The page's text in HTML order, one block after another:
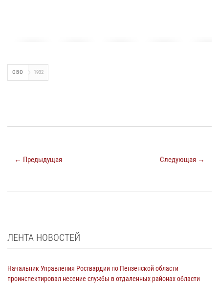
ОВО 1932
← Предыдущая Следующая →
ЛЕНТА НОВОСТЕЙ
Начальник Управления Росгвардии по Пензенской области
проинспектировал несение службы в отдаленных районах области